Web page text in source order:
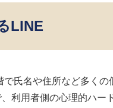
LINE
氏名や住所など多く
利用者側の心理的ハー